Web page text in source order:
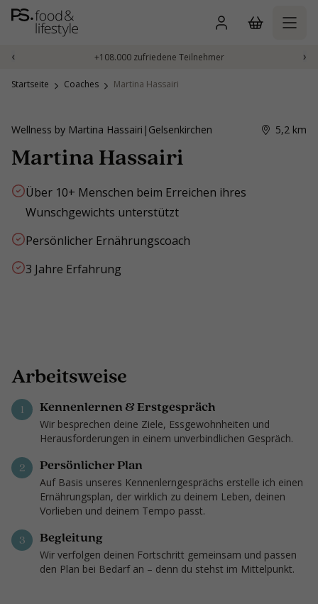
Zum
Inhalt
springen
‹ +108.000 zufriedene Teilnehmer ›
Startseite Coaches Martina Hassairi
Wellness by Martina Hassairi | Gelsenkirchen 5,2 km
Martina Hassairi
Über 10+ Menschen beim Erreichen ihres
Wunschgewichts unterstützt
Persönlicher Ernährungscoach
3 Jahre Erfahrung
Arbeitsweise
1 Kennenlernen & Erstgespräch
Wir besprechen deine Ziele, Essgewohnheiten und
Herausforderungen in einem unverbindlichen Gespräch.
2 Persönlicher Plan
Auf Basis unseres Kennenlerngesprächs erstelle ich einen
Ernährungsplan, der wirklich zu deinem Leben, deinen
Vorlieben und deinem Tempo passt.
3 Begleitung
Wir verfolgen deinen Fortschritt gemeinsam und passen
den Plan bei Bedarf an – denn du stehst im Mittelpunkt.